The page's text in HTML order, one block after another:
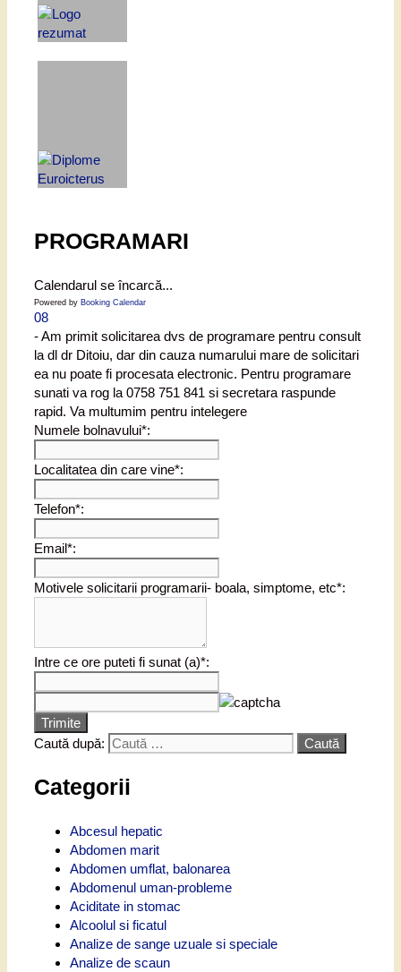
PROGRAMARI
Calendarul se încarcă...
Powered by Booking Calendar
08
- Am primit solicitarea dvs de programare pentru consult
la dl dr Ditoiu, dar din cauza numarului mare de solicitari
ea nu poate fi procesata electronic. Pentru programare
sunati va rog la 0758 751 841 si secretara raspunde
rapid. Va multumim pentru intelegere
Numele bolnavului*:
Localitatea din care vine*:
Telefon*:
Email*:
Motivele solicitarii programarii- boala, simptome, etc*:
Intre ce ore puteti fi sunat (a)*:
Trimite
Caută după:
Categorii
Abcesul hepatic
Abdomen marit
Abdomen umflat, balonarea
Abdomenul uman-probleme
Aciditate in stomac
Alcoolul si ficatul
Analize de sange uzuale si speciale
Analize de scaun